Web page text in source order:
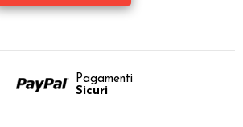
Pagamenti
Sicuri